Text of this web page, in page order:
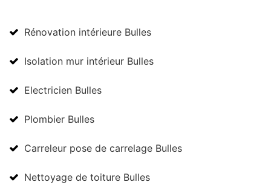
Rénovation intérieure Bulles
Isolation mur intérieur Bulles
Electricien Bulles
Plombier Bulles
Carreleur pose de carrelage Bulles
Nettoyage de toiture Bulles